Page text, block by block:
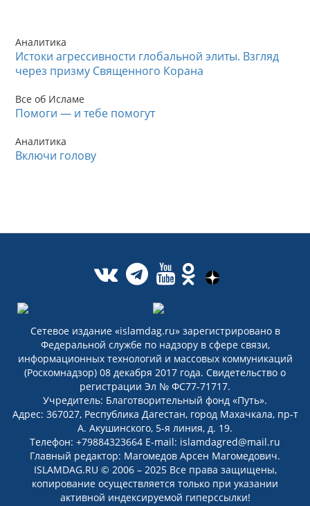
Аналитика
Истоки агрессивности глобальной элиты. Взгляд
через призму Священного Корана
Все об Исламе
Помоги — и тебе помогут
Аналитика
Включи голову
Сетевое издание «islamdag.ru» зарегистрировано в
Федеральной службе по надзору в сфере связи,
информационных технологий и массовых коммуникаций
(Роскомнадзор) 08 декабря 2017 года. Свидетельство о
регистрации Эл № ФС77-71717.
Учредитель: Благотворительный фонд «Путь».
Адрес: 367027, Республика Дагестан, город Махачкала, пр-т
А. Акушинского, 5-я линия, д. 19.
Телефон: +79884323664 E-mail: islamdagred@mail.ru
Главный редактор: Магомедов Арсен Магомедович.
ISLAMDAG.RU © 2006 – 2025 Все права защищены,
копирование осуществляется только при указании
активной индексируемой гиперссылки!